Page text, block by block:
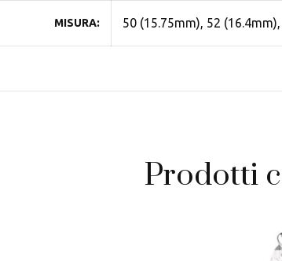
MISURA 50 (15.75mm), 52
Prodotti